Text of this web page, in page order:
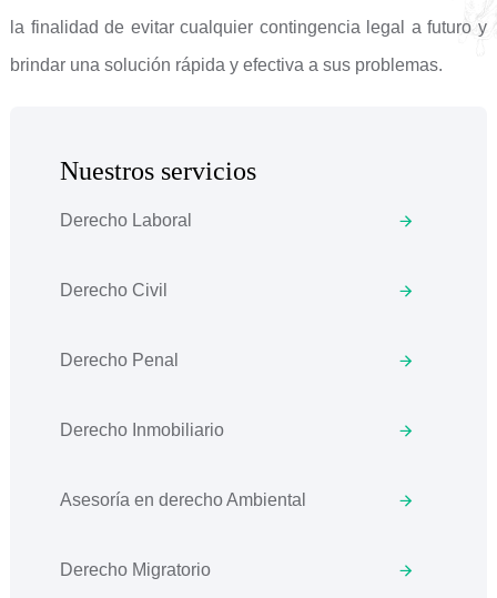
la finalidad de evitar cualquier contingencia legal a futuro y
brindar una solución rápida y efectiva a sus problemas.
Nuestros servicios
Derecho Laboral
Derecho Civil
Derecho Penal
Derecho Inmobiliario
Asesoría en derecho Ambiental
Derecho Migratorio